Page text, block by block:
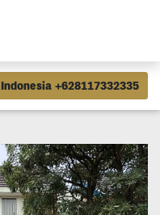
Indonesia +628117332335